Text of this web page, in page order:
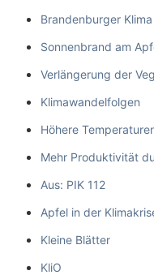
Brandenburger
Sonnenbrand am
Verlängerung der
Klimawandelfolgen
Höhere
Mehr Produktivität
Aus: PIK 112
Apfel in der
Kleine Blätter
KliO